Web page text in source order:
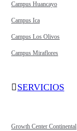
Campus Huancayo
Campus Ica
Campus Los Olivos
Campus Miraflores
SERVICIOS
Growth Center Continental